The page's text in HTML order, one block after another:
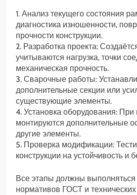
1. Анализ текущего состояния
диагностика изношенности,
прочности конструкции.
2. Разработка проекта:
учитываются нагрузка, точки
механическая прочность.
3. Сварочные работы:
дополнительные секции или
существующие элементы.
4. Установка оборудования: При
монтируются дополнительные
другие элементы.
5. Проверка модификации:
конструкции на устойчивость и
Все этапы должны выполняться
нормативов ГОСТ и